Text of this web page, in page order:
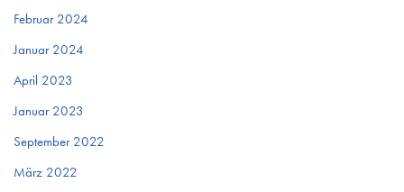
Februar 2024
Januar 2024
April 2023
Januar 2023
September 2022
März 2022